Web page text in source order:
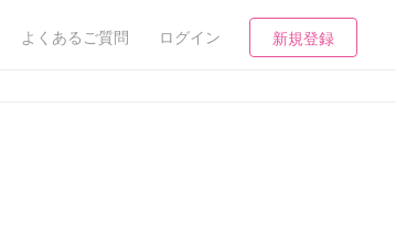
よくあるご質問 ログイン 新規登録